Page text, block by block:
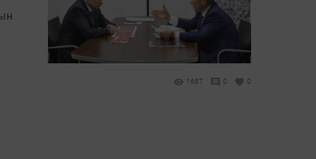
1687 0 0